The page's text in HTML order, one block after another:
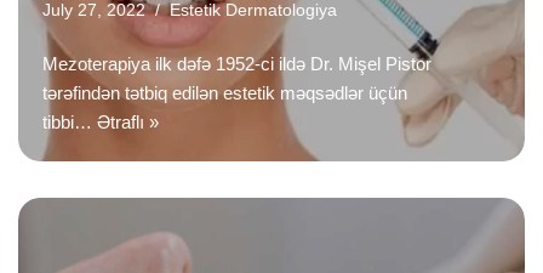
July 27, 2022 Estetik Dermatologiya
Mezoterapiya ilk dəfə 1952-ci ildə Dr. Mişel Pistor
tərəfindən tətbiq edilən estetik məqsədlər üçün
tibbi… Ətraflı »